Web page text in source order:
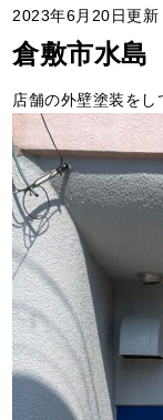
2023年6月20日更新
倉敷市水
店舗の外壁塗装をし